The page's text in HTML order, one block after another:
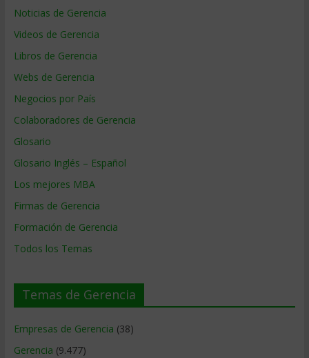
Noticias de Gerencia
Videos de Gerencia
Libros de Gerencia
Webs de Gerencia
Negocios por País
Colaboradores de Gerencia
Glosario
Glosario Inglés – Español
Los mejores MBA
Firmas de Gerencia
Formación de Gerencia
Todos los Temas
Temas de Gerencia
Empresas de Gerencia (38)
Gerencia (9.477)